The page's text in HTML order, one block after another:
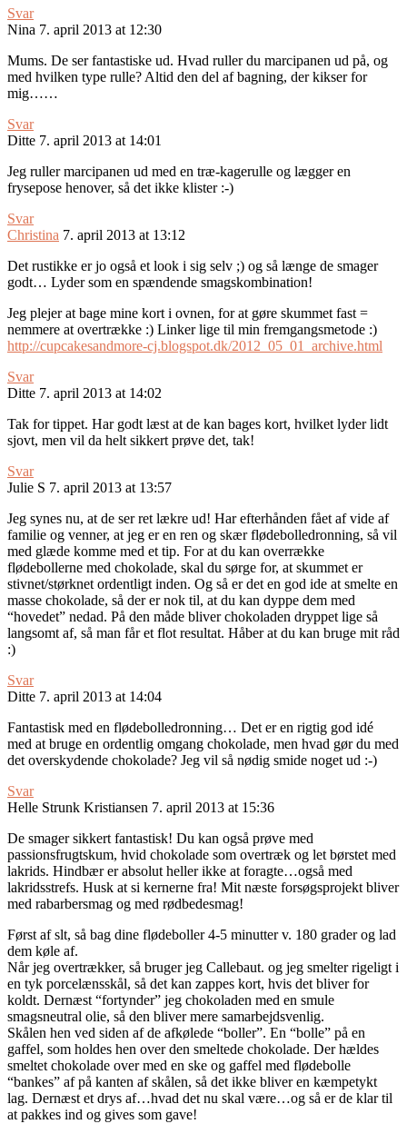
Svar
Nina 7. april 2013 at 12:30
Mums. De ser fantastiske ud. Hvad ruller du marcipanen ud på, og
med hvilken type rulle? Altid den del af bagning, der kikser for
mig……
Svar
Ditte 7. april 2013 at 14:01
Jeg ruller marcipanen ud med en træ-kagerulle og lægger en
frysepose henover, så det ikke klister :-)
Svar
Christina 7. april 2013 at 13:12
Det rustikke er jo også et look i sig selv ;) og så længe de smager
godt… Lyder som en spændende smagskombination!
Jeg plejer at bage mine kort i ovnen, for at gøre skummet fast =
nemmere at overtrække :) Linker lige til min fremgangsmetode :)
http://cupcakesandmore-cj.blogspot.dk/2012_05_01_archive.html
Svar
Ditte 7. april 2013 at 14:02
Tak for tippet. Har godt læst at de kan bages kort, hvilket lyder lidt
sjovt, men vil da helt sikkert prøve det, tak!
Svar
Julie S 7. april 2013 at 13:57
Jeg synes nu, at de ser ret lækre ud! Har efterhånden fået af vide af
familie og venner, at jeg er en ren og skær flødebolledronning, så vil
med glæde komme med et tip. For at du kan overrække
flødebollerne med chokolade, skal du sørge for, at skummet er
stivnet/størknet ordentligt inden. Og så er det en god ide at smelte en
masse chokolade, så der er nok til, at du kan dyppe dem med
“hovedet” nedad. På den måde bliver chokoladen dryppet lige så
langsomt af, så man får et flot resultat. Håber at du kan bruge mit råd
:)
Svar
Ditte 7. april 2013 at 14:04
Fantastisk med en flødebolledronning… Det er en rigtig god idé
med at bruge en ordentlig omgang chokolade, men hvad gør du med
det overskydende chokolade? Jeg vil så nødig smide noget ud :-)
Svar
Helle Strunk Kristiansen 7. april 2013 at 15:36
De smager sikkert fantastisk! Du kan også prøve med
passionsfrugtskum, hvid chokolade som overtræk og let børstet med
lakrids. Hindbær er absolut heller ikke at foragte…også med
lakridsstrefs. Husk at si kernerne fra! Mit næste forsøgsprojekt bliver
med rabarbersmag og med rødbedesmag!
Først af slt, så bag dine flødeboller 4-5 minutter v. 180 grader og lad
dem køle af.
Når jeg overtrækker, så bruger jeg Callebaut. og jeg smelter rigeligt i
en tyk porcelænsskål, så det kan zappes kort, hvis det bliver for
koldt. Dernæst “fortynder” jeg chokoladen med en smule
smagsneutral olie, så den bliver mere samarbejdsvenlig.
Skålen hen ved siden af de afkølede “boller”. En “bolle” på en
gaffel, som holdes hen over den smeltede chokolade. Der hældes
smeltet chokolade over med en ske og gaffel med flødebolle
“bankes” af på kanten af skålen, så det ikke bliver en kæmpetykt
lag. Dernæst et drys af…hvad det nu skal være…og så er de klar til
at pakkes ind og gives som gave!